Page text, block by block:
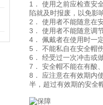
1． 使用之前应检查安
陷就及时报废，以免影
2． 使用者不能随意在
3． 使用者不能随意调
4． 佩戴者在使用时一
5． 不能私自在安全帽
6． 经受过一次冲击或
7． 安全帽不能在有酸
8． 应注意在有效期内
半，超过有效期的安全